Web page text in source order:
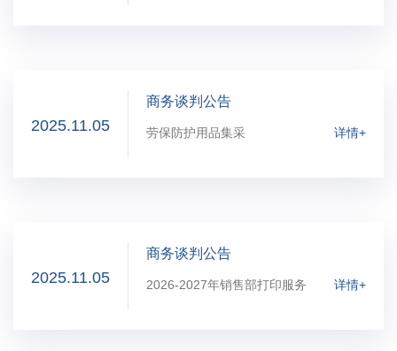
2025.11.05
商务谈判公告
劳保防护用品集采 详情+
2025.11.05
商务谈判公告
2026-2027年销售部打印服务 详情+